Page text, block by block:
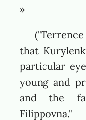
»
that
particular
young and
and the